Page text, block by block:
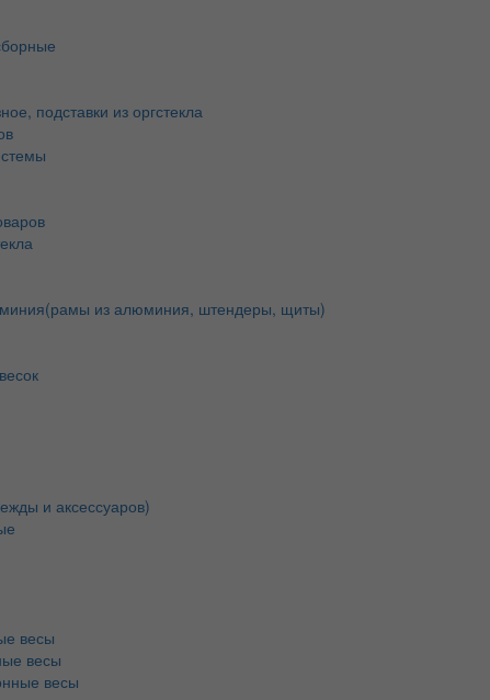
подставки из оргстекла
из алюминия, штендеры, щиты)
и аксессуаров)
весы
весы
весы